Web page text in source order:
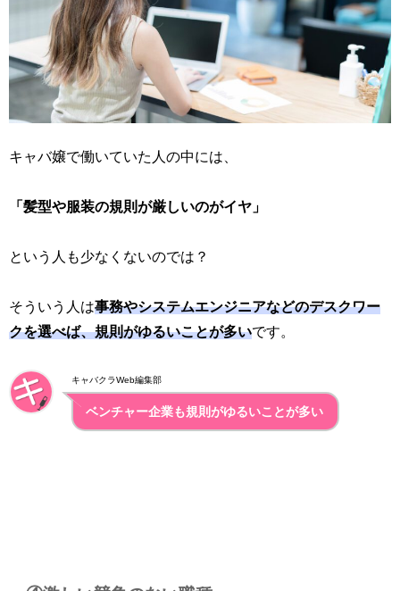
キャバ嬢で働いていた人の中には、
「髪型や服装の規則が厳しいのがイヤ」
という人も少なくないのでは？
そういう人は事務やシステムエンジニアなどのデスクワー
クを選べば、規則がゆるいことが多いです。
キャバクラWeb編集部
ベンチャー企業も規則がゆるいことが多い